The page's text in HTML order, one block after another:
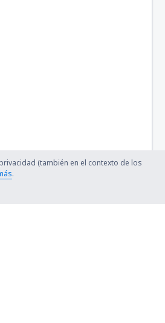
(también en el contexto de los
.